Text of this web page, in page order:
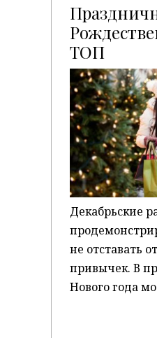
ТОП
Декабрьские
не отставать
привычек. В
Нового года